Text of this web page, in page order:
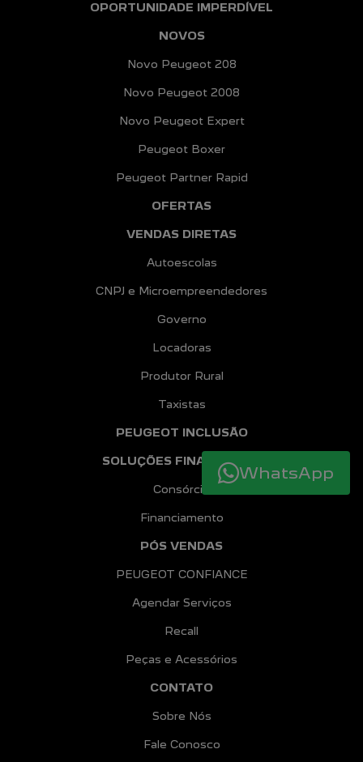
OPORTUNIDADE IMPERDÍVEL
NOVOS
Novo Peugeot 208
Novo Peugeot 2008
Novo Peugeot Expert
Peugeot Boxer
Peugeot Partner Rapid
OFERTAS
VENDAS DIRETAS
Autoescolas
CNPJ e Microempreendedores
Governo
Locadoras
Produtor Rural
Taxistas
PEUGEOT INCLUSÃO
SOLUÇÕES FINANCEIRAS
Consórcio
Financiamento
PÓS VENDAS
PEUGEOT CONFIANCE
Agendar Serviços
Recall
Peças e Acessórios
CONTATO
Sobre Nós
Fale Conosco
WhatsApp